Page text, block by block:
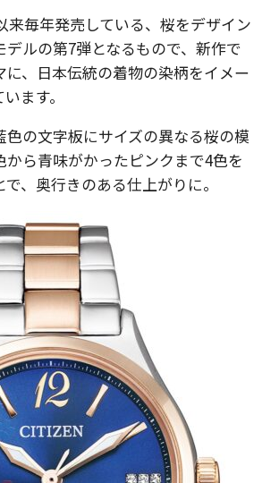
来毎年発売している、桜をデザイン
ルの第7弾となるもので、新作で
に、日本伝統の着物の染柄をイメー
ます。
の文字板にサイズの異なる桜の模
ら青味がかったピンクまで4色を
、奥行きのある仕上がりに。